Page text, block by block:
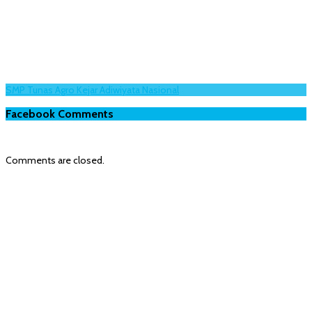
SMP Tunas Agro Kejar Adiwiyata Nasional
Facebook Comments
Comments are closed.